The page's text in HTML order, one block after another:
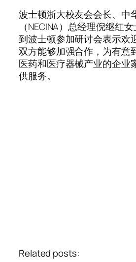
波士顿浙大校友会会长、中
（NECINA）总经理倪继红
到波士顿参加研讨会表示欢
双方能够加强合作，为有意
医药和医疗器械产业的企业
供服务。
Related posts: